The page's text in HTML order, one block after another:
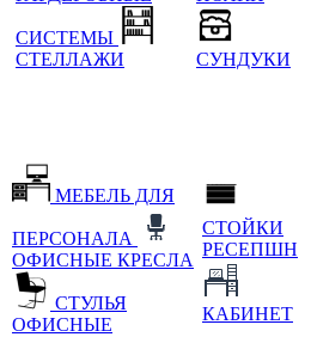
СИСТЕМЫ
СТЕЛЛАЖИ
СУНДУКИ
МЕБЕЛЬ ДЛЯ
ПЕРСОНАЛА
ОФИСНЫЕ КРЕСЛА
СТУЛЬЯ
ОФИСНЫЕ
СТОЙКИ
РЕСЕПШН
КАБИНЕТ